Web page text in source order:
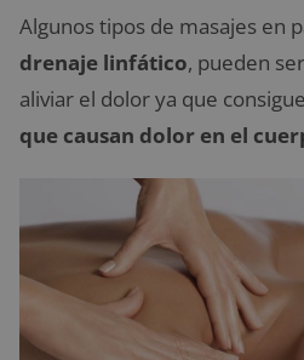
Algunos tipos de masajes en
drenaje linfático, pueden
aliviar el dolor ya que
que causan dolor en el